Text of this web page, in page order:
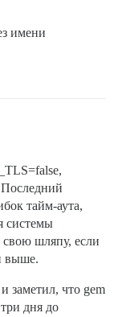
имени
тайм-аута,
системы
свою шляпу, если
выше.
заметил, что gem
дня до